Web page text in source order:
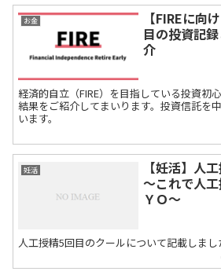
お金
【FIREに向
目の投資記
介
経済的自立（FIRE）を目指している投資初
結果をご紹介してまいります。投資信託を
います。
妊活
【妊活】人
～これで人
ＹＯ～
人工授精5回目のクールについて記載しまし